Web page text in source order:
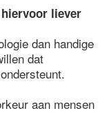
liever
dan handige
dat
aan mensen